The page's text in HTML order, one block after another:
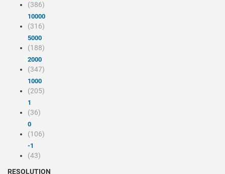
(386)
10000
(316)
5000
(188)
2000
(347)
1000
(205)
1
(36)
0
(106)
-1
(43)
RESOLUTION